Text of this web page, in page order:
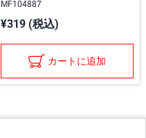
MF104887
¥319 (税込)
カートに追加